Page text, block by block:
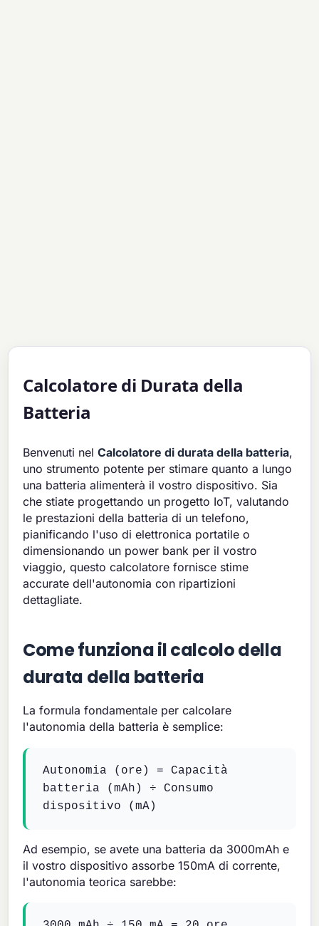
Calcolatore di Durata della
Batteria
Benvenuti nelCalcolatore di durata della batteria,
uno strumento potente per stimare quanto a lungo
una batteria alimenterà il vostro dispositivo. Sia
che stiate progettando un progetto IoT, valutando
le prestazioni della batteria di un telefono,
pianificando l'uso di elettronica portatile o
dimensionando un power bank per il vostro
viaggio, questo calcolatore fornisce stime
accurate dell'autonomia con ripartizioni
dettagliate.
Come funziona il calcolo della
durata della batteria
La formula fondamentale per calcolare
l'autonomia della batteria è semplice:
Autonomia (ore) = Capacità
batteria (mAh) ÷ Consumo
dispositivo (mA)
Ad esempio, se avete una batteria da 3000mAh e
il vostro dispositivo assorbe 150mA di corrente,
l'autonomia teorica sarebbe: